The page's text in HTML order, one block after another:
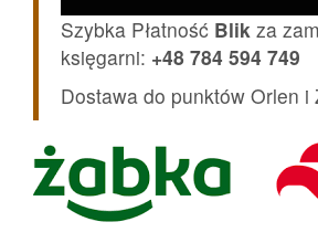
Szybka Płatność Blik za
księgarni: +48 784 594 749
Dostawa do punktów Orlen i